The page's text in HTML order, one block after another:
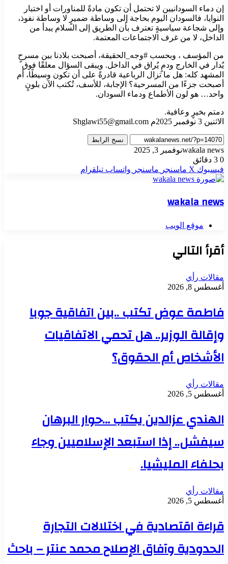
إن دماء السودانيين لا تحتمل أن تكون مادةً للمناورات أو اختبار
النوايا، فالسودان اليوم بحاجة إلى وساطة ضميرٍ لا وساطة نفوذ،
وإلى شجاعة سياسيةٍ تعترف بأن الطريق إلى السلام يبدأ من
الداخل، لا من غرف الاجتماعات المعتمة.
من المؤسف ، وبحسب #وجه_الحقيقة، أصبحت بلادنا بين مسرحٍ
يُدار في الخارج ودمٍ يُراق في الداخل. ويبقى السؤال معلقًا فوق
المشهد كله: هل ما تزال الرباعية قادرةً على أن تكون وسيطًا، أم
أصبحت جزءًا من المسرحية؟ الإجابة، للأسف، تُكتب الآن بلونٍ
واحد… هو لون الأطماع ودماء السودان.
دمتم بخيرٍ وعافية.
الاثنين 3 نوفمبر 2025م Shglawi55@gmail.com
نسخ الرابط
wakala newsنوفمبر 3, 2025
0
فيسبوك ‫X ماسنجر ماسنجر واتساب تيلقرام
wakala news
موقع الويب
أقرأ التالي
مقالات رأي
أغسطس 8, 2026
فاطمة عوض تكتب ..بين اتفاقية جوبا
وإقالة الوزير.. هل تحمي الاتفاقيات
الأشخاص أم الحقوق؟
مقالات رأي
أغسطس 5, 2026
الهندي عزالدين يكتب …حوار البرهان
سيفشل.. إذا استبعد الإسلاميين وجاء
بحلفاء المليشيا.
مقالات رأي
أغسطس 5, 2026
قراءة اقتصادية في اختلالات التجارة
الحدودية وآفاق الإصلاح محمد عنتر – باحث